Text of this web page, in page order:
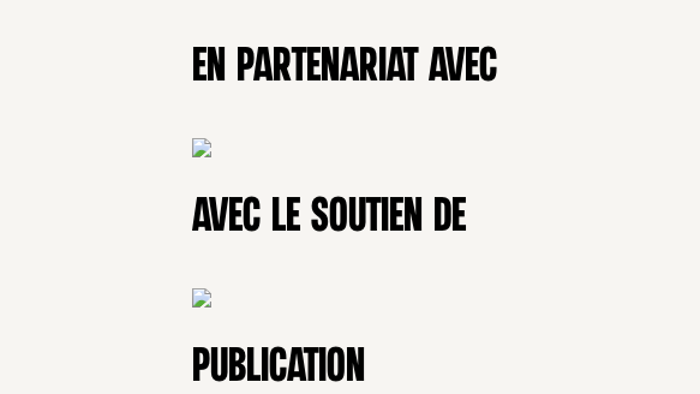
En partenariat avec
Avec le soutien de
Publication